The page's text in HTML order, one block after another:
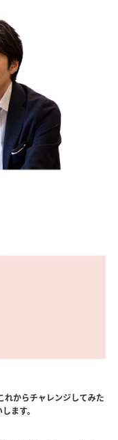
からチャレンジしてみた
ます。